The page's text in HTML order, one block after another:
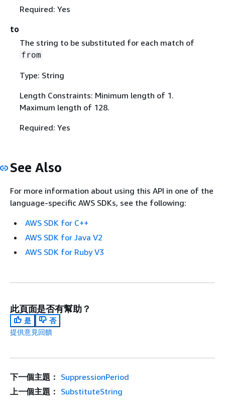
Required: Yes
to
The string to be substituted for each match of
from
Type: String
Length Constraints: Minimum length of 1.
Maximum length of 128.
Required: Yes
See Also
For more information about using this API in one of the
language-specific AWS SDKs, see the following:
AWS SDK for C++
AWS SDK for Java V2
AWS SDK for Ruby V3
此頁面是否有幫助？
是
否
提供意見回饋
下一個主題： SuppressionPeriod
上一個主題： SubstituteString